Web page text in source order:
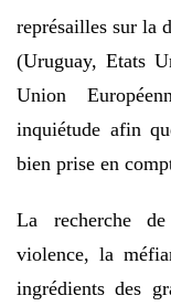
représailles sur la
(Uruguay, Etats
Union
inquiétude afin
bien prise en
La recherche
violence, la
ingrédients des